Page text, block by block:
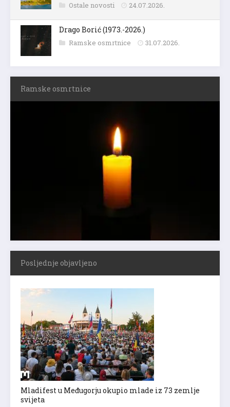
Ostale novosti 24.07.2026.
Drago Borić (1973.-2026.)
Ramske osmrtnice 31.07.2026.
Ramske osmrtnice
Posljednje objavljeno
Mladifest u Međugorju okupio mlade iz 73 zemlje
svijeta